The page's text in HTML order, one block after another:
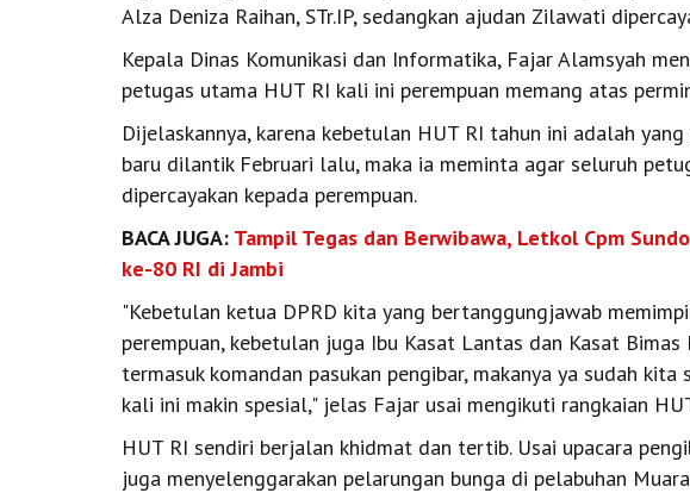
Alza Deniza Raihan, STr.IP, sedangkan ajudan Zilawati
Kepala Dinas Komunikasi dan Informatika, Fajar Alamsyah
petugas utama HUT RI kali ini perempuan memang atas
Dijelaskannya, karena kebetulan HUT RI tahun ini adalah
baru dilantik Februari lalu, maka ia meminta agar seluruh
dipercayakan kepada perempuan.
BACA JUGA: Tampil Tegas dan Berwibawa, Letkol Cpm
ke-80 RI di Jambi
"Kebetulan ketua DPRD kita yang bertanggungjawab
perempuan, kebetulan juga Ibu Kasat Lantas dan Kasat
termasuk komandan pasukan pengibar, makanya ya sudah
kali ini makin spesial," jelas Fajar usai mengikuti rangkaian
HUT RI sendiri berjalan khidmat dan tertib. Usai upacara
juga menyelenggarakan pelarungan bunga di pelabuhan